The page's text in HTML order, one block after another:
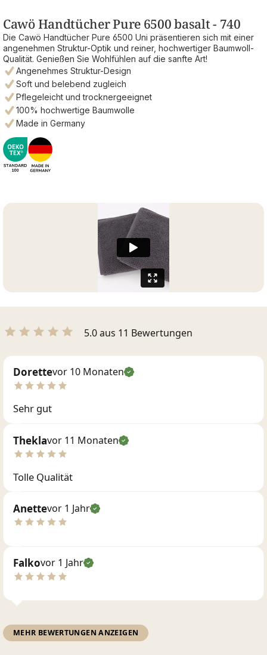
Cawö Handtücher Pure 6500 basalt - 740
Die Cawö Handtücher Pure 6500 Uni präsentieren sich mit einer
angenehmen Struktur-Optik und reiner, hochwertiger Baumwoll-
Qualität. Genießen Sie Wohlfühlen auf die sanfte Art!
Angenehmes Struktur-Design
Soft und belebend zugleich
Pflegeleicht und trocknergeeignet
100% hochwertige Baumwolle
Made in Germany
5.0 aus 11 Bewertungen
Dorettevor 10 Monaten
Sehr gut
Theklavor 11 Monaten
Tolle Qualität
Anettevor 1 Jahr
Falkovor 1 Jahr
MEHR BEWERTUNGEN ANZEIGEN